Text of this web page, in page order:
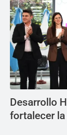
Desarrollo
fortalecer